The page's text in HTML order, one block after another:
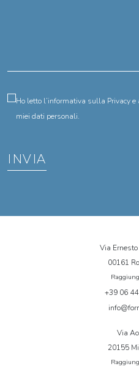
Ho letto l’informativa sulla Privacye
miei dati personali.
Via
00161
+39 06
Via
20155